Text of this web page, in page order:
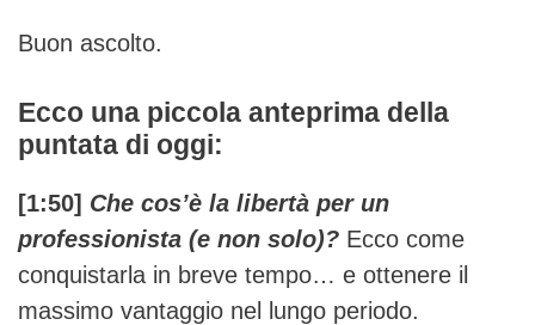
Buon ascolto.
Ecco una piccola anteprima della
puntata di oggi:
[1:50] Che cos’è la libertà per un
professionista (e non solo)? Ecco come
conquistarla in breve tempo… e ottenere il
massimo vantaggio nel lungo periodo.